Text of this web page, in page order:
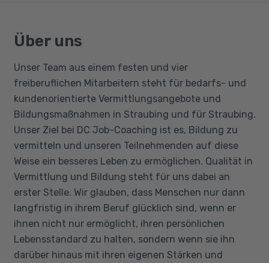
Über uns
Unser Team aus einem festen und vier
freiberuflichen Mitarbeitern steht für bedarfs- und
kundenorientierte Vermittlungsangebote und
Bildungsmaßnahmen in Straubing und für Straubing.
Unser Ziel bei DC Job-Coaching ist es, Bildung zu
vermitteln und unseren Teilnehmenden auf diese
Weise ein besseres Leben zu ermöglichen. Qualität in
Vermittlung und Bildung steht für uns dabei an
erster Stelle. Wir glauben, dass Menschen nur dann
langfristig in ihrem Beruf glücklich sind, wenn er
ihnen nicht nur ermöglicht, ihren persönlichen
Lebensstandard zu halten, sondern wenn sie ihn
darüber hinaus mit ihren eigenen Stärken und